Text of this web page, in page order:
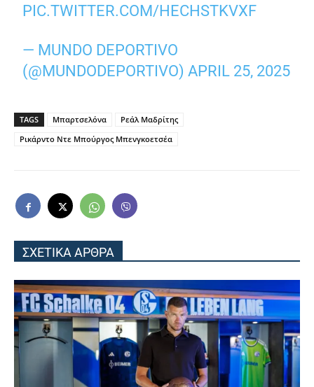
PIC.TWITTER.COM/HECHSTKVXF
— MUNDO DEPORTIVO
(@MUNDODEPORTIVO)APRIL 25, 2025
TAGS Μπαρτσελόνα
Ρεάλ Μαδρίτης
Ρικάρντο Ντε Μπούργος Μπενγκοετσέα
ΣΧΕΤΙΚΑ ΑΡΘΡΑ